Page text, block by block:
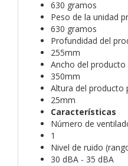
630 gramos
Peso de la unidad
630 gramos
Profundidad del
255mm
Ancho del
350mm
Altura del producto
25mm
Características
Número de
1
Nivel de ruido
30 dBA - 35 dBA